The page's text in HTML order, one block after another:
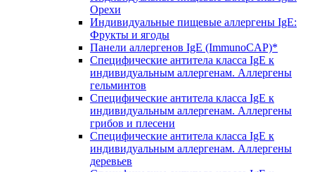
Орехи
Индивидуальные пищевые аллергены IgE:
Фрукты и ягоды
Панели аллергенов IgE (ImmunoCAP)*
Специфические антитела класса IgE к
индивидуальным аллергенам. Аллергены
гельминтов
Специфические антитела класса IgE к
индивидуальным аллергенам. Аллергены
грибов и плесени
Специфические антитела класса IgE к
индивидуальным аллергенам. Аллергены
деревьев